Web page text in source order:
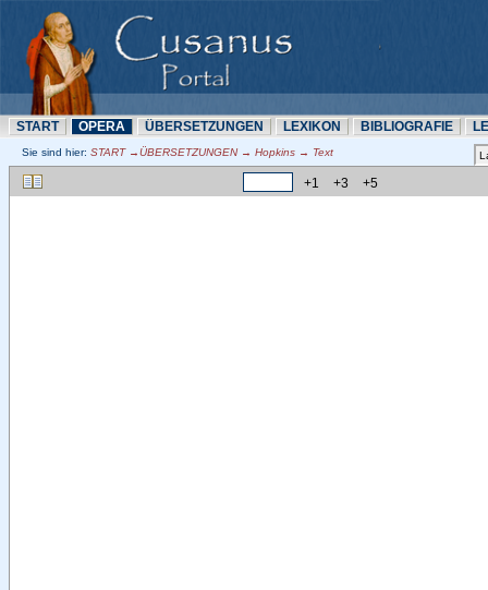
START OPERA ÜBERSETZUNN LEXIKON BIBLIOGRAFIE
Sie sind hier: START →ÜBERSETZUNN → Hopkins → Text
+1 +3 +5